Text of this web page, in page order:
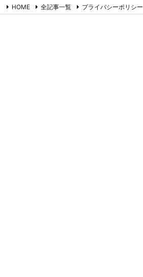
HOME 全記事一覧 プライバシーポリシー